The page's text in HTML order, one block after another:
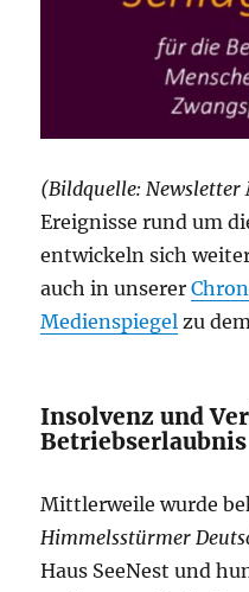
(Bildquelle:
Ereignisse rund um
entwickeln sich
auch in unserer
Medienspiegel zu
Insolvenz und
Betriebserlaubnis
Mittlerweile wurde
Himmelsstürmer
Haus SeeNest und